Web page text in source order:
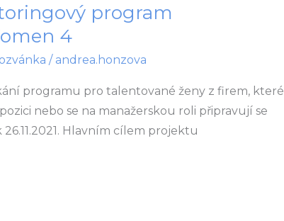
program
4
/ andrea.honzova
programu pro talentované ženy z firem, které
nebo se na manažerskou roli připravují se
Hlavním cílem projektu